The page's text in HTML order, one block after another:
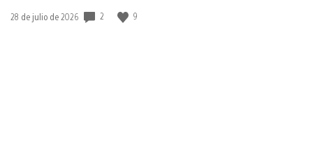
Fecha
28 de julio de 2026 2 9